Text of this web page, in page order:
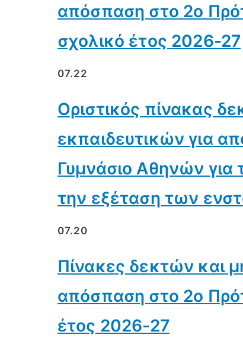
απόσπαση στο 2ο
σχολικό έτος 2026-27
07.22
Οριστικός πίνακας
εκπαιδευτικών για
Γυμνάσιο Αθηνών για
την εξέταση των
07.20
Πίνακες δεκτών και
απόσπαση στο 2ο
έτος 2026-27